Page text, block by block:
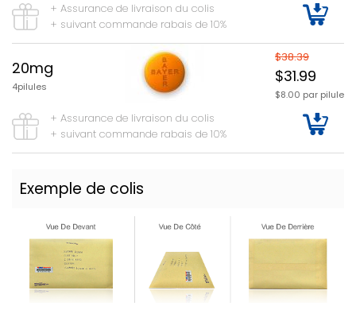
+ Assurance de livraison du colis
+ suivant commande rabais de 10%
20mg
4pilules
$38.39
$31.99
$8.00 par pilule
+ Assurance de livraison du colis
+ suivant commande rabais de 10%
Exemple de colis